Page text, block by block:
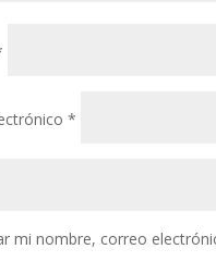
*
mi nombre, correo